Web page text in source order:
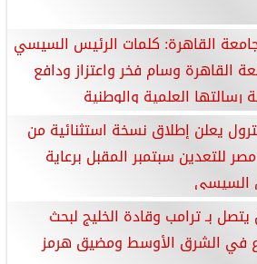
القاهرة: كلمات الرئيس السيسي
القاهرة وسام فخر واعتزاز ودافع
رسالتها العلمية والوطنية
يعلن إطلاق نسخة استثنائية من
للتعدين سبتمبر المقبل برعاية
السيسي
بـ ترامب وقادة الخليج لبحث
في الشرق الأوسط ومضيق هرمز